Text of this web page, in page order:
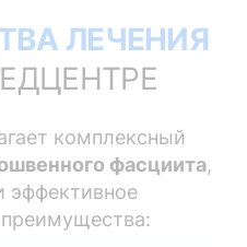
ЛЕЧЕНИЯ
комплексный
фасциита,
эффективное